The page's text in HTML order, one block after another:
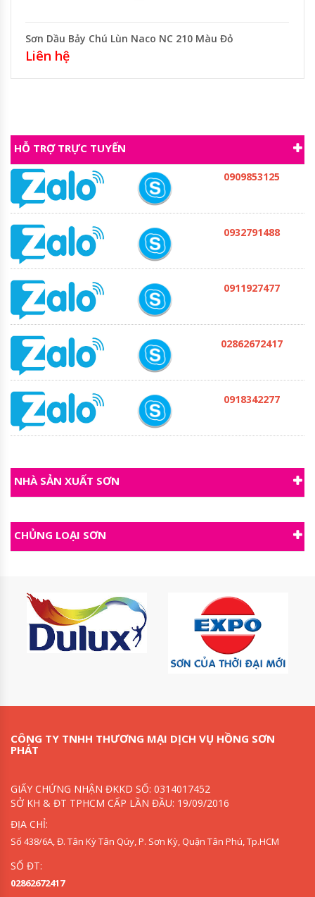
Sơn Dầu Bảy Chú Lùn Naco NC 210 Màu Đỏ
Liên hệ
HỖ TRỢ TRỰC TUYẾN
0909853125
0932791488
0911927477
02862672417
0918342277
NHÀ SẢN XUẤT SƠN
CHỦNG LOẠI SƠN
CÔNG TY TNHH THƯƠNG MẠI DỊCH VỤ HỒNG SƠN
PHÁT
GIẤY CHỨNG NHẬN ĐKKD SỐ: 0314017452
SỞ KH & ĐT TPHCM CẤP LẦN ĐẦU: 19/09/2016
ĐỊA CHỈ:
Số 438/6A, Đ. Tân Kỳ Tân Qúy, P. Sơn Kỳ, Quận Tân Phú, Tp.HCM
SỐ ĐT:
02862672417